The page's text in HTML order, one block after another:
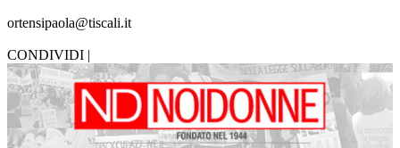
ortensipaola@tiscali.it
CONDIVIDI |